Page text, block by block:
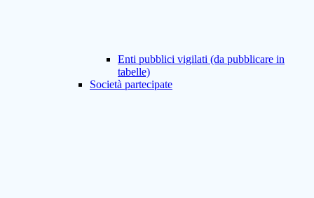
Enti pubblici vigilati (da pubblicare in
tabelle)
Società partecipate